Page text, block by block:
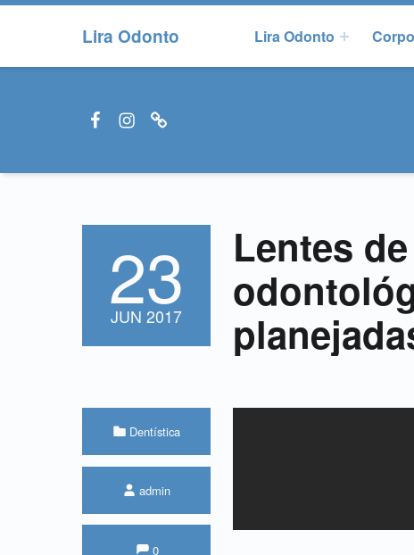
Lira Odonto Lira Odonto
Facebook LiraOdonto
Instagram LiraOdonto
Site LiraOdonto
Lentes
23
JUN 2017
Categorizado em:
Dentística
Escrito por:
admin
Comentários:
Comments:
0